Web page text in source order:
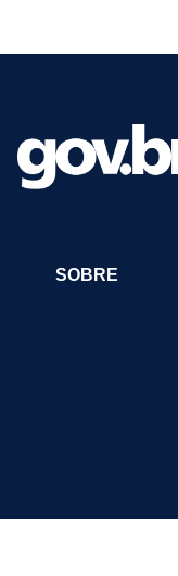
SOBRE